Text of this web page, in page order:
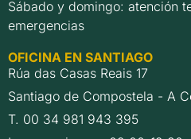
Sábado y domingo: atención
emergencias
OFICINA EN SANTIAGO
Rúa das Casas Reais 17
Santiago de Compostela - A
T. 00 34 981 943 395